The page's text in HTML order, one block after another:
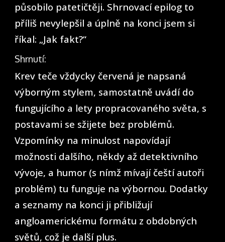
působilo patetičtěji. Shrnovací epilog to
příliš nevylepšil a úplně na konci jsem si
říkal: „Jak fakt?“
Shrnutí:
Krev teče vždycky červená je napsaná
výborným stylem, samostatně uvádí do
fungujícího a lety propracovaného světa, s
postavami se sžijete bez problémů.
Vzpomínky na minulost napovídají
možnosti dalšího, někdy až detektivního
vývoje, a humor (s nímž mívají čeští autoři
problém) tu funguje na výbornou. Dodatky
a seznamy na konci ji přibližují
angloamerickému formátu z obdobných
světů, což je další plus.